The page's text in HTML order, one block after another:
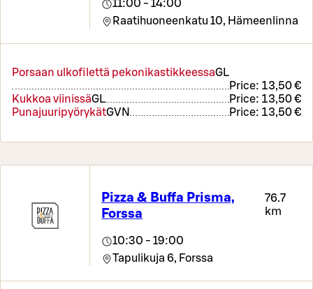
11:00 - 14:00
Raatihuoneenkatu 10, Hämeenlinna
Porsaan ulkofilettä pekonikastikkeessaGL
Price: 13,50 €
Kukkoa viinissäGL Price: 13,50 €
PunajuuripyörykätGVN Price: 13,50 €
Pizza & Buffa Prisma,
Forssa
76.7
km
10:30 - 19:00
Tapulikuja 6, Forssa